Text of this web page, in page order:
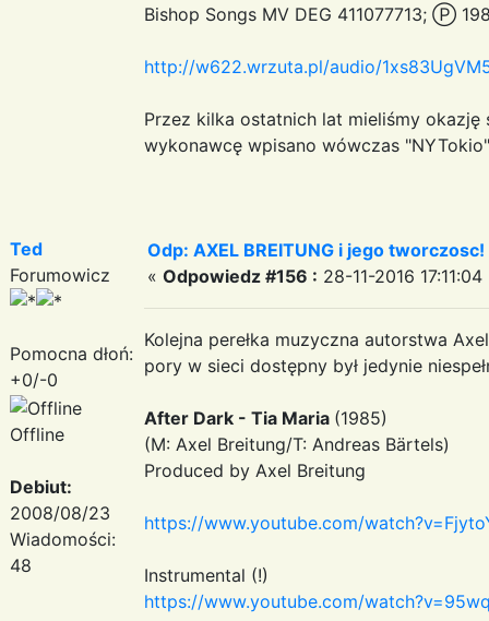
Bishop Songs MV DEG 411077713; Ⓟ
http://w622.wrzuta.pl/audio/
Przez kilka ostatnich lat mieliśmy okazję
wykonawcę wpisano wówczas "NYTokio"
Ted
Forumowicz
Pomocna dłoń:
+0/-0
Offline
Debiut:
2008/08/23
Wiadomości:
48
Odp: AXEL BREITUNG i jego
« Odpowiedz #156 : 28-11-2016 17:11:04
Kolejna perełka muzyczna autorstwa
pory w sieci dostępny był jedynie
After Dark - Tia Maria (1985)
(M: Axel Breitung/T: Andreas Bärtels)
Produced by Axel Breitung
https://www.youtube.com/
Instrumental (!)
https://www.youtube.com/